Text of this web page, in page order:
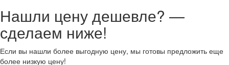
Нашли цену дешевле? —
сделаем ниже!
Если вы нашли более выгодную цену, мы готовы предложить еще
более низкую цену!